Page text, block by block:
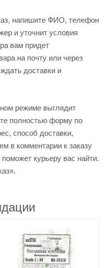
напишите ФИО, телефон
и уточнит условия
вам придет
на почту или через
доставки и
режиме выглядит
полностью форму по
способ доставки,
в комментарии к заказу
курьеру вас найти.